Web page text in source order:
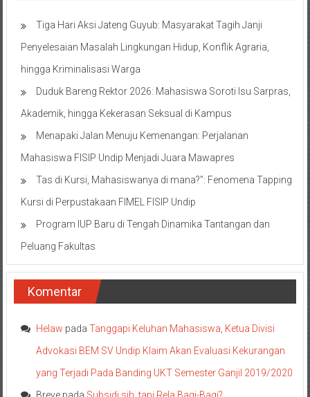
Tiga Hari Aksi Jateng Guyub: Masyarakat Tagih Janji
Penyelesaian Masalah Lingkungan Hidup, Konflik Agraria,
hingga Kriminalisasi Warga
Duduk Bareng Rektor 2026: Mahasiswa Soroti Isu Sarpras,
Akademik, hingga Kekerasan Seksual di Kampus
Menapaki Jalan Menuju Kemenangan: Perjalanan
Mahasiswa FISIP Undip Menjadi Juara Mawapres
Tas di Kursi, Mahasiswanya di mana?”: Fenomena Tapping
Kursi di Perpustakaan FIMEL FISIP Undip
Program IUP Baru di Tengah Dinamika Tantangan dan
Peluang Fakultas
Komentar
Helaw pada Tanggapi Keluhan Mahasiswa, Ketua Divisi
Advokasi BEM SV Undip Klaim Akan Evaluasi Kekurangan
yang Terjadi Pada Banding UKT Semester Ganjil 2019/2020
Brevepada Subsidi sih, tapi Rela Bagi-Bagi?